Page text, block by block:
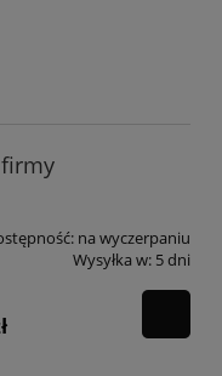
na wyczerpaniu
Wysyłka w: 5 dni